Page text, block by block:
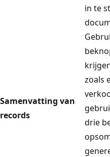
in te
Samenvatting van
records
zoals
drie